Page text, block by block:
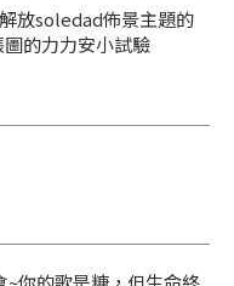
放soledad佈景主題的
的力力安小試驗